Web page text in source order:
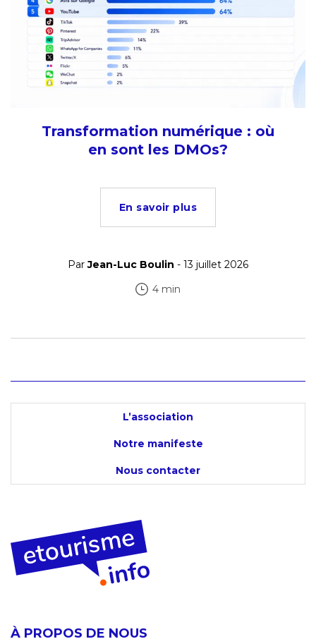
Transformation numérique : où
en sont les DMOs?
En savoir plus
ParJean-Luc Boulin - 13 juillet 2026
4 min
L’association
Notre manifeste
Nous contacter
À PROPOS DE NOUS